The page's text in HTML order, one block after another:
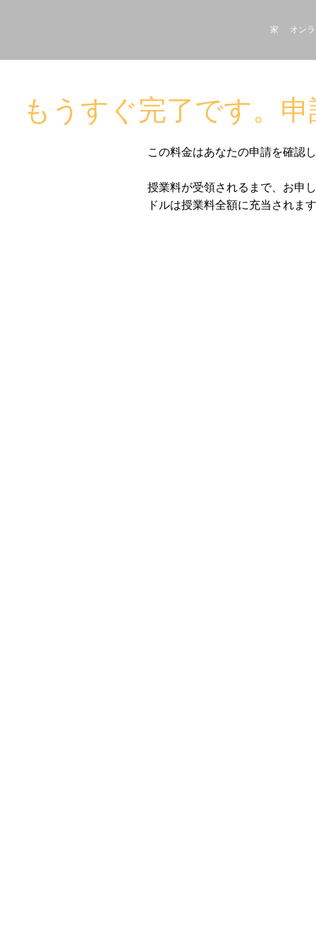
家 オン
もうすぐ完了です。
この料金はあなたの申請を確認
授業料が受領されるまで、お申
ドルは授業料全額に充当されま